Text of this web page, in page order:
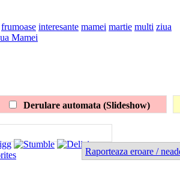
frumoase interesante mamei martie multi ziua
Mamei
Derulare automata (Slideshow)
Raporteaza eroare /